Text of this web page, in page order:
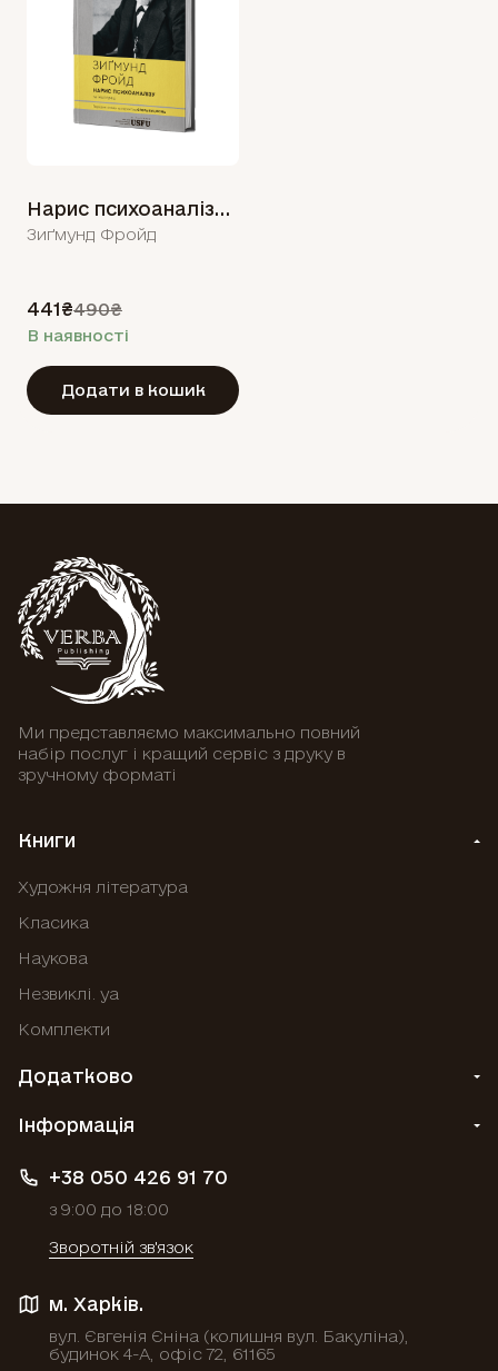
Нарис психоаналізу та інші праці
Зиґмунд Фройд
441₴490₴
В наявності
Додати в кошик
Ми представляємо максимально повний
набір послуг і кращий сервіс з друку в
зручному форматі
Книги
Художня література
Класика
Наукова
Незвиклі. уа
Комплекти
Додатково
Інформація
+38 050 426 91 70
з 9:00 до 18:00
Зворотній зв'язок
м. Харків.
вул. Євгенія Єніна (колишня вул. Бакуліна),
будинок 4-А, офіс 72, 61165